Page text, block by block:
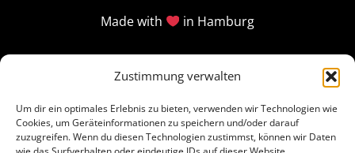
Zustimmung verwalten
Um dir ein optimales Erlebnis zu bieten, verwenden wir Technologien wie
Cookies, um Geräteinformationen zu speichern und/oder darauf
zuzugreifen. Wenn du diesen Technologien zustimmst, können wir Daten
Made with in Hamburg